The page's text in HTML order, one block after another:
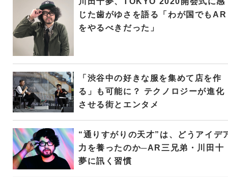
じた歯がゆさを語る「わが国でもAR
をやるべきだった」
「渋谷中の好きな服を集めて店を作
る」も可能に？ テクノロジーが進化
させる街とエンタメ
“通りすがりの天才”は、どうアイデ
力を養ったのか─AR三兄弟・川田十
夢に訊く習慣